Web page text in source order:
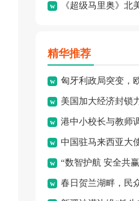
点项目，探索智慧课堂
《超级马里奥》北
精华推荐
匈牙利政局突变，
美国加大经济封锁
元高点，黄金价格急
港中小校长与教师
点项目，探索智慧课堂
中国驻马来西亚大
进校园暨平安留学”主
“数智护航 安全共
讨会在穗召开，多方共
春日贺兰湖畔，民